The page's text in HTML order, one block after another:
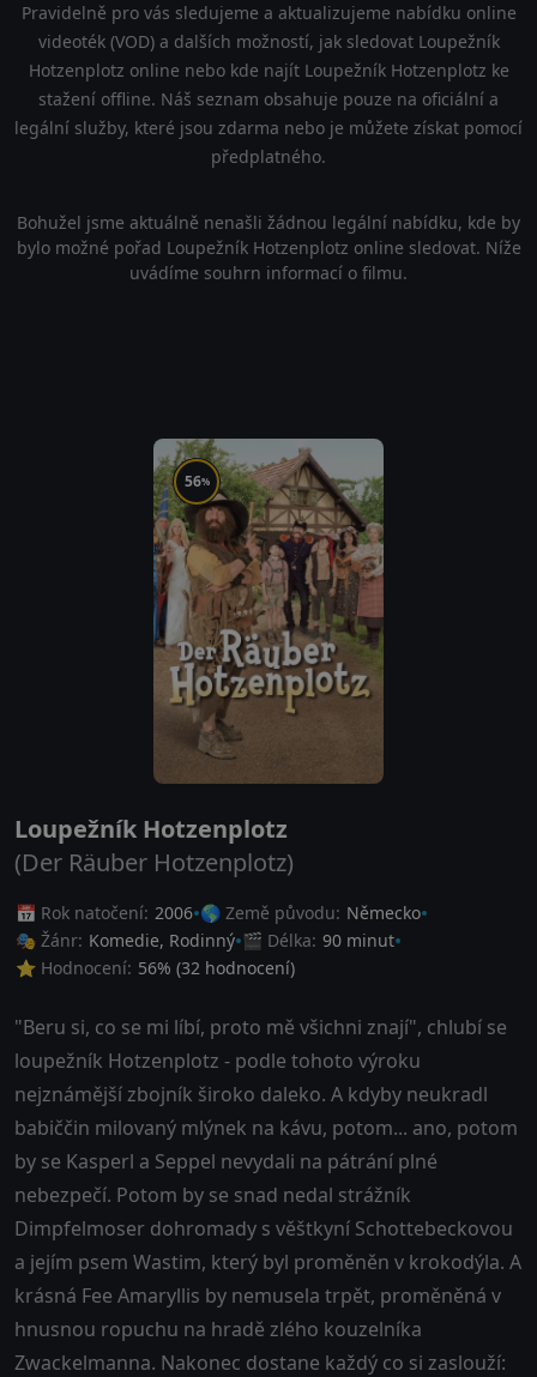
Pravidelně pro vás sledujeme a aktualizujeme nabídku online
videoték (VOD) a dalších možností, jak sledovat Loupežník
Hotzenplotz online nebo kde najít Loupežník Hotzenplotz ke
stažení offline. Náš seznam obsahuje pouze na oficiální a
legální služby, které jsou zdarma nebo je můžete získat pomocí
předplatného.
Bohužel jsme aktuálně nenašli žádnou legální nabídku, kde by
bylo možné pořad Loupežník Hotzenplotz online sledovat. Níže
uvádíme souhrn informací o filmu.
56%
Loupežník Hotzenplotz
(Der Räuber Hotzenplotz)
📅 Rok natočení: 2006 🌎 Země původu: Německo
🎭 Žánr: Komedie, Rodinný 🎬 Délka: 90 minut
⭐ Hodnocení: 56% (32 hodnocení)
"Beru si, co se mi líbí, proto mě všichni znají", chlubí se
loupežník Hotzenplotz - podle tohoto výroku
nejznámější zbojník široko daleko. A kdyby neukradl
babiččin milovaný mlýnek na kávu, potom... ano, potom
by se Kasperl a Seppel nevydali na pátrání plné
nebezpečí. Potom by se snad nedal strážník
Dimpfelmoser dohromady s věštkyní Schottebeckovou
a jejím psem Wastim, který byl proměněn v krokodýla. A
krásná Fee Amaryllis by nemusela trpět, proměněná v
hnusnou ropuchu na hradě zlého kouzelníka
Zwackelmanna. Nakonec dostane každý co si zaslouží: